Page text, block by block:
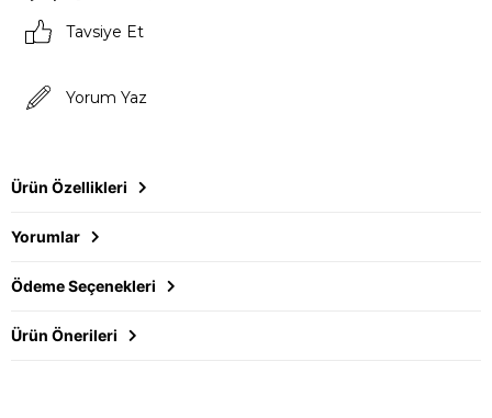
Tavsiye Et
Yorum Yaz
Ürün Özellikleri
Yorumlar
Ödeme Seçenekleri
Ürün Önerileri